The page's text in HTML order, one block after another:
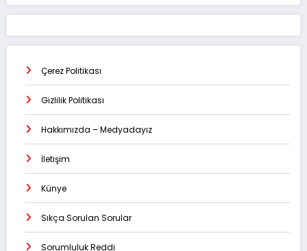
Çerez Politikası
Gizlilik Politikası
Hakkımızda – Medyadayız
İletişim
Künye
Sıkça Sorulan Sorular
Sorumluluk Reddi